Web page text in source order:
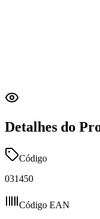
Detalhes do
Código
031450
Código EAN